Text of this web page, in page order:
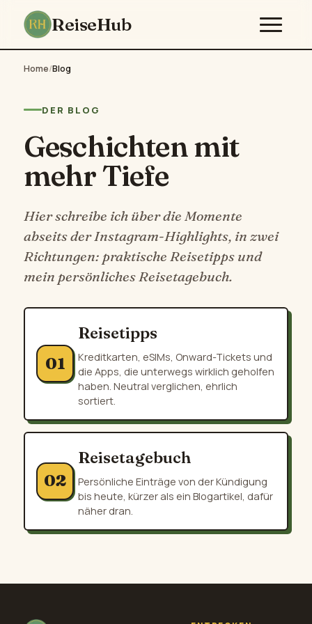
ReiseHub
Home/Blog
DER BLOG
Geschichten mit
mehr Tiefe
Hier schreibe ich über die Momente
abseits der Instagram-Highlights, in zwei
Richtungen: praktische Reisetipps und
mein persönliches Reisetagebuch.
01
Reisetipps
Kreditkarten, eSIMs, Onward-Tickets und
die Apps, die unterwegs wirklich geholfen
haben. Neutral verglichen, ehrlich
sortiert.
02
Reisetagebuch
Persönliche Einträge von der Kündigung
bis heute, kürzer als ein Blogartikel, dafür
näher dran.